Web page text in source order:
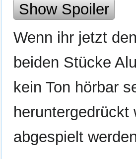
Show Spoiler
Wenn ihr jetzt
beiden Stücke
kein Ton hörbar
abgespielt